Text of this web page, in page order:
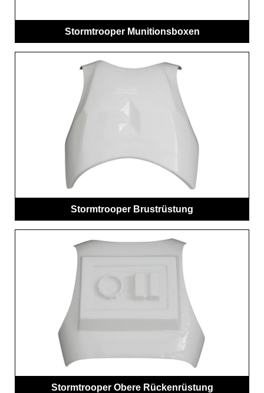
Stormtrooper Munitionsboxen
Stormtrooper Brustrüstung
Stormtrooper Obere Rückenrüstung